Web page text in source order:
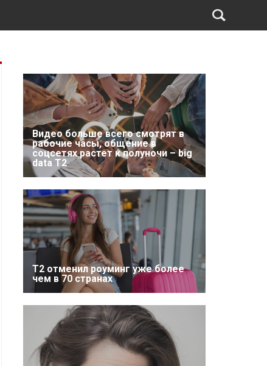
Видео больше всего смотрят в
рабочие часы, общение в
соцсетях растет к полуночи – big
data T2
Т2 отменил роуминг уже более
чем в 70 странах